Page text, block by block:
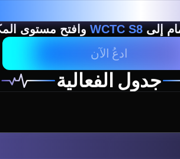
إلىWCTC S8وافتح مستوى
ادعُ الآن
جدول الفعالية